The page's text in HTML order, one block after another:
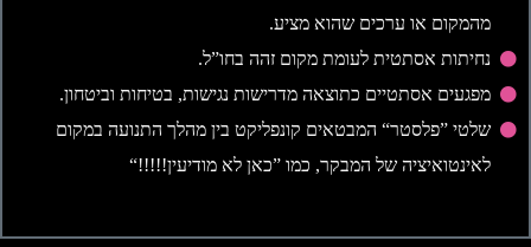
מהמקום או ערכים שהוא מציע.
נחיתות אסתטית לעומת מקום זהה בחו”ל.
מפגעים אסתטיים כתוצאה מדרישות נגישות, בטיחות וביטחון.
שלטי ”פלסטר“ המבטאים קונפליקט בין מהלך התנועה במקום
לאינטואיציה של המבקר, כמו ”כאן לא מודיעין!!!!!“